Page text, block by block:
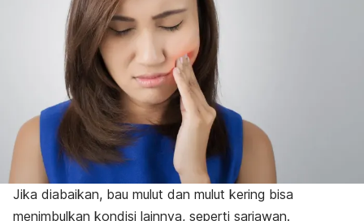
Jika diabaikan, bau mulut dan mulut kering bisa
menimbulkan kondisi lainnya, seperti sariawan.